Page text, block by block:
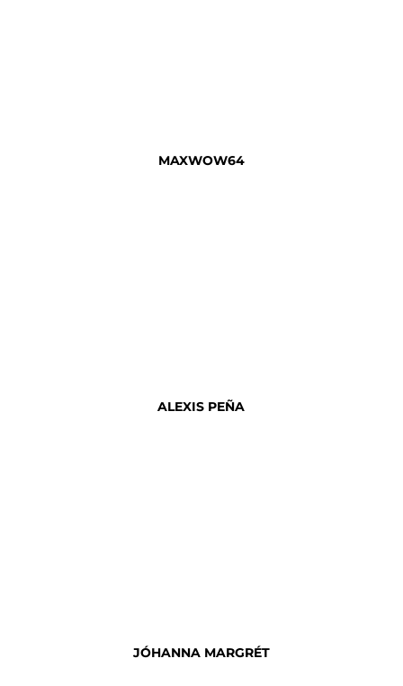
MAXWOW64
ALEXIS PEÑA
JÓHANNA MARGRÉT